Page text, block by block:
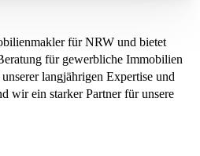
für NRW und bietet
für gewerbliche Immobilien
langjährigen Expertise und
wir ein starker Partner für unsere